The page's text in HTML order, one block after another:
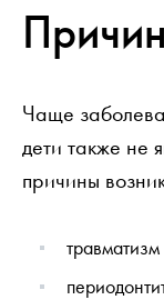
Чаще
дети также не
причины